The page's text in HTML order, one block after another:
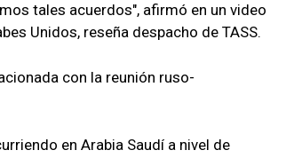
tales acuerdos", afirmó en un video
Unidos, reseña despacho de TASS.
con la reunión ruso-
en Arabia Saudí a nivel de